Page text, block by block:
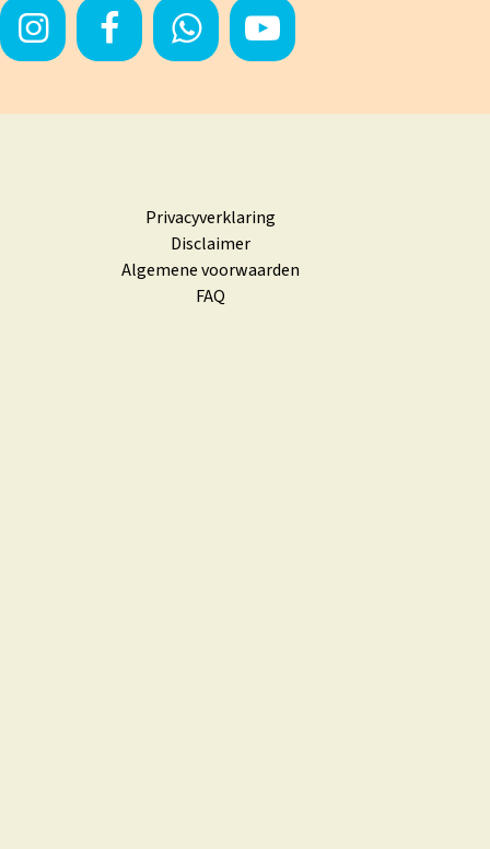
Privacyverklaring
Disclaimer
Algemene voorwaarden
FAQ